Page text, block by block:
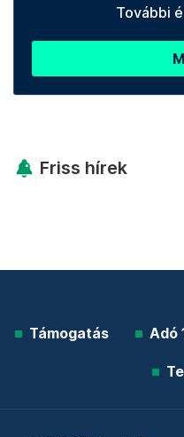
További
Friss hírek
Támogatás Adó